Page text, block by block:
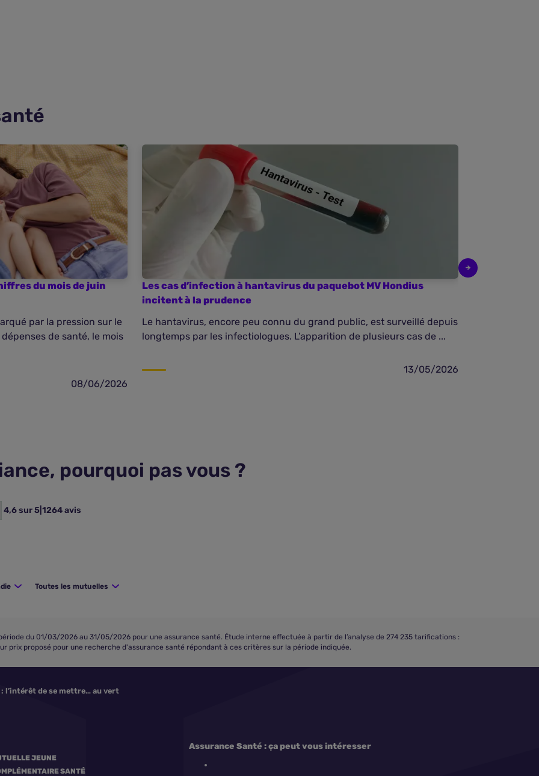
du mois de juin
par la pression sur le
de santé, le mois
08/06/2026
Les cas d’infection à hantavirus du paquebot MV Hondius
incitent à la prudence
Le hantavirus, encore peu connu du grand public, est surveillé depuis
longtemps par les infectiologues. L’apparition de plusieurs cas de ...
13/05/2026
pourquoi pas vous ?
4,6 sur 5 1264 avis
Toutes les mutuelles
du 01/03/2026 au 31/05/2026 pour une assurance santé. Étude interne effectuée à partir de l’analyse de 274 235 tarifications :
prix proposé pour une recherche d'assurance santé répondant à ces critères sur la période indiquée.
l’intérêt de se mettre… au vert
JEUNE
SANTÉ
Assurance Santé : ça peut vous intéresser